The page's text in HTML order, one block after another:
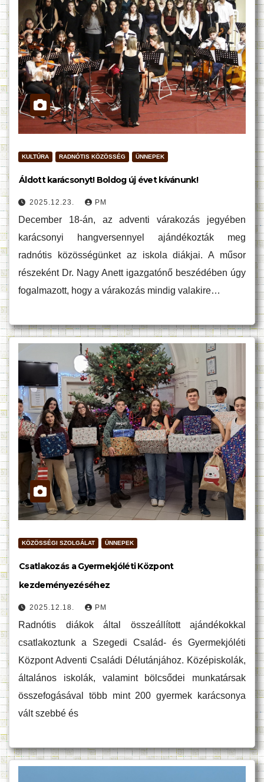
KULTÚRA RADNÓTIS KÖZÖSSÉG ÜNNEPEK
Áldott karácsonyt! Boldog új évet kívánunk!
2025.12.23. PM
December 18-án, az adventi várakozás jegyében
karácsonyi hangversennyel ajándékozták meg
radnótis közösségünket az iskola diákjai. A műsor
részeként Dr. Nagy Anett igazgatónő beszédében úgy
fogalmazott, hogy a várakozás mindig valakire…
KÖZÖSSÉGI SZOLGÁLAT ÜNNEPEK
Csatlakozás a Gyermekjóléti Központ
kezdeményezéséhez
2025.12.18. PM
Radnótis diákok által összeállított ajándékokkal
csatlakoztunk a Szegedi Család- és Gyermekjóléti
Központ Adventi Családi Délutánjához. Középiskolák,
általános iskolák, valamint bölcsődei munkatársak
összefogásával több mint 200 gyermek karácsonya
vált szebbé és